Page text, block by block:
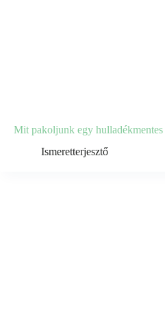
Mit pakoljunk egy
Ismeretterjesztő